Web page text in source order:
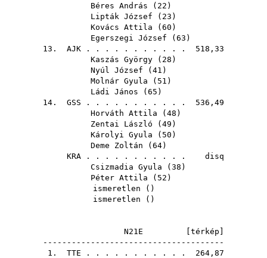
Béres András ( 22 )
Lipták József ( 23 )
Kovács Attila ( 60 )
Egerszegi József ( 63 )
13. AJK . . . . . . . . . . . 518,33
Kaszás György ( 28 )
Nyúl József ( 41 )
Molnár Gyula ( 51 )
Ládi János ( 65 )
14. GSS . . . . . . . . . . . 536,49
Horváth Attila ( 48 )
Zentai László ( 49 )
Károlyi Gyula ( 50 )
Deme Zoltán ( 64)
KRA . . . . . . . . . . . disq
Csizmadia Gyula ( 38 )
Péter Attila ( 52 )
ismeretlen ()
ismeretlen ()
N21E [ térkép
--------------------------------------
1. TTE . . . . . . . . . . . 264,87